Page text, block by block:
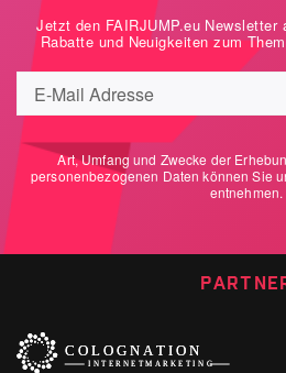
Jetzt den FAIRJUMP.eu Newsletter
Rabatte und Neuigkeiten zum
Art, Umfang und Zwecke der
personenbezogenen Daten können Sie
entnehmen.